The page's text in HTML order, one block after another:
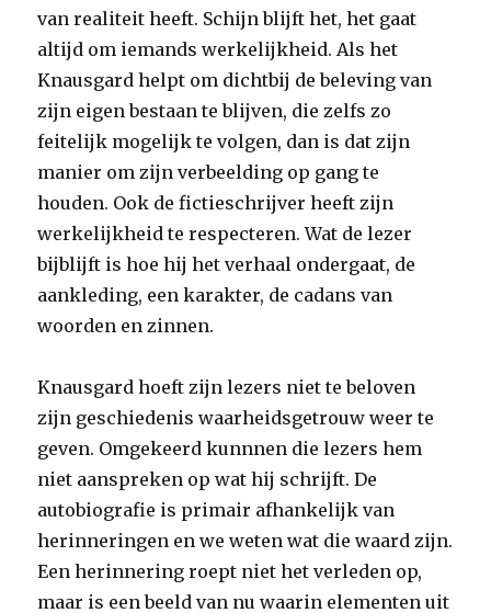
van realiteit heeft. Schijn blijft het, het gaat
altijd om iemands werkelijkheid. Als het
Knausgard helpt om dichtbij de beleving van
zijn eigen bestaan te blijven, die zelfs zo
feitelijk mogelijk te volgen, dan is dat zijn
manier om zijn verbeelding op gang te
houden. Ook de fictieschrijver heeft zijn
werkelijkheid te respecteren. Wat de lezer
bijblijft is hoe hij het verhaal ondergaat, de
aankleding, een karakter, de cadans van
woorden en zinnen.
Knausgard hoeft zijn lezers niet te beloven
zijn geschiedenis waarheidsgetrouw weer te
geven. Omgekeerd kunnnen die lezers hem
niet aanspreken op wat hij schrijft. De
autobiografie is primair afhankelijk van
herinneringen en we weten wat die waard zijn.
Een herinnering roept niet het verleden op,
maar is een beeld van nu waarin elementen uit